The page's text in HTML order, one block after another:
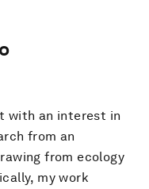
with an interest in
from an
from ecology
my work